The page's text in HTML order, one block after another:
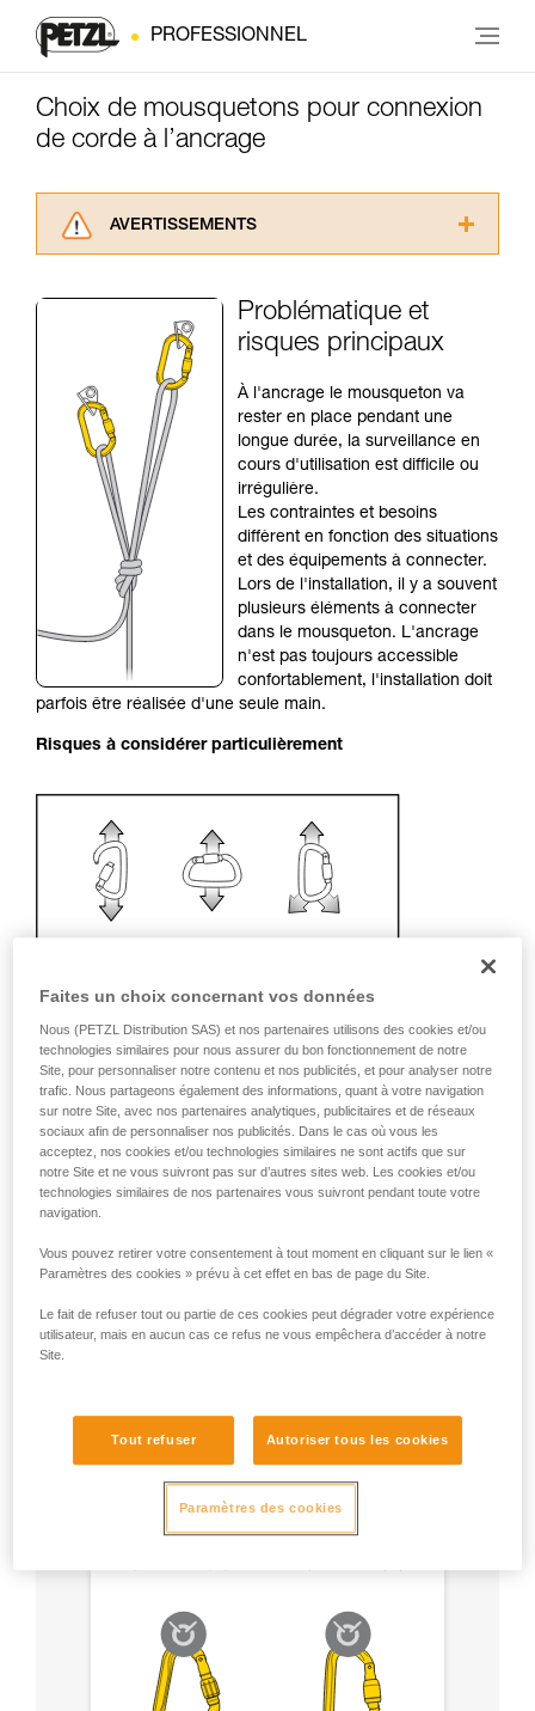
PROFESSIONNEL
Choix de mousquetons pour connexion
de corde à l’ancrage
AVERTISSEMENTS
consulter. Vous devez avoir compris les
informations de la notice technique pour
pouvoir comprendre ce complément
d’informations.
Maîtriser ces techniques nécessite une
formation et un entraînement spécifique. Validez
avec un professionnel votre capacité à refaire
la manipulation, seul, en toute sécurité, avant
de la reproduire en autonomie.
Nous donnons des exemples de techniques
liées à votre activité. Il peut en exister d’autres
que nous ne décrivons pas ici.
Problématique et
risques principaux
À l'ancrage le mousqueton va
rester en place pendant une
longue durée, la surveillance en
cours d'utilisation est difficile ou
irrégulière.
Les contraintes et besoins
diffèrent en fonction des situations
et des équipements à connecter.
Lors de l'installation, il y a souvent
plusieurs éléments à connecter
dans le mousqueton. L'ancrage
n'est pas toujours accessible
confortablement, l'installation doit
parfois être réalisée d'une seule main.
Risques à considérer particulièrement
Recommandation de mousqueton et
accessoires
Faites un choix concernant vos données
Nous (PETZL Distribution SAS) et nos partenaires utilisons des cookies et/ou
technologies similaires pour nous assurer du bon fonctionnement de notre
Site, pour personnaliser notre contenu et nos publicités, et pour analyser notre
trafic. Nous partageons également des informations, quant à votre navigation
sur notre Site, avec nos partenaires analytiques, publicitaires et de réseaux
sociaux afin de personnaliser nos publicités. Dans le cas où vous les
acceptez, nos cookies et/ou technologies similaires ne sont actifs que sur
notre Site et ne vous suivront pas sur d’autres sites web. Les cookies et/ou
technologies similaires de nos partenaires vous suivront pendant toute votre
navigation.
Vous pouvez retirer votre consentement à tout moment en cliquant sur le lien «
Paramètres des cookies » prévu à cet effet en bas de page du Site.
Le fait de refuser tout ou partie de ces cookies peut dégrader votre expérience
utilisateur, mais en aucun cas ce refus ne vous empêchera d’accéder à notre
Site.
Tout refuser Autoriser tous les cookies
Paramètres des cookies